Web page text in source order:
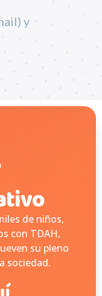
y
de niños,
con TDAH,
su pleno
sociedad.